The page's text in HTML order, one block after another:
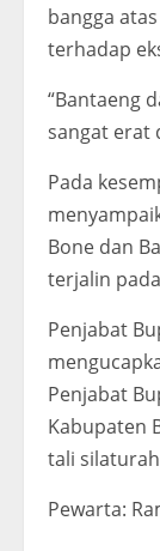
bangga
terhadap
“Bantaeng
sangat erat
Pada
Bone dan
terjalin
Penjabat
Penjabat
Kabupaten
tali
Pewarta: